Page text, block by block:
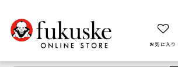
お気に入り